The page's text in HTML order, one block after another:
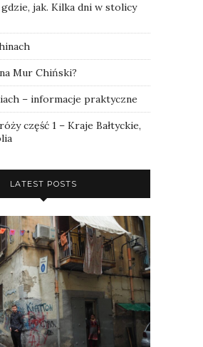
jak. Kilka dni w stolicy
Mur Chiński?
– informacje praktyczne
część 1 – Kraje Bałtyckie,
LATEST POSTS